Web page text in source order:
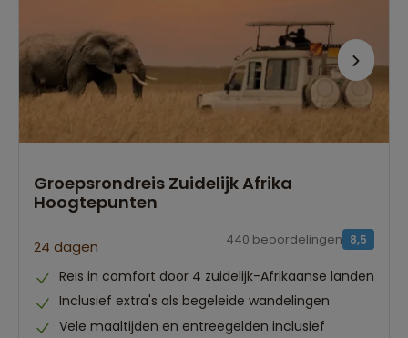
Groepsrondreis Zuidelijk Afrika
Hoogtepunten
24 dagen 8,5
440 beoordelingen
Reis in comfort door 4 zuidelijk-Afrikaanse landen
Inclusief extra's als begeleide wandelingen
Vele maaltijden en entreegelden inclusief